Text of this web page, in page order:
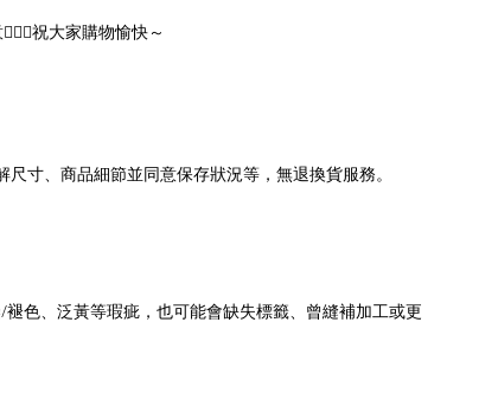
祝大家購物愉快～
寸、商品細節並同意保存狀況等，無退換貨服務。
/褪色、泛黃等瑕疵，也可能會缺失標籤、曾縫補加工或更